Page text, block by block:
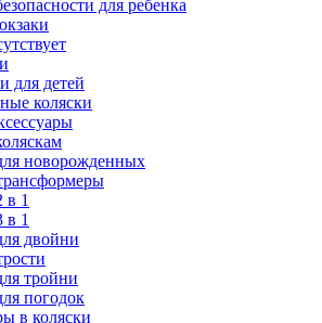
для ребенка
для детей
коляски
новорожденных
в 1
в 1
двойни
тройни
погодок
в коляски